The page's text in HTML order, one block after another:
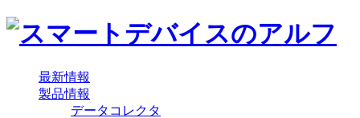
最新情報
製品情報
データコレクタ